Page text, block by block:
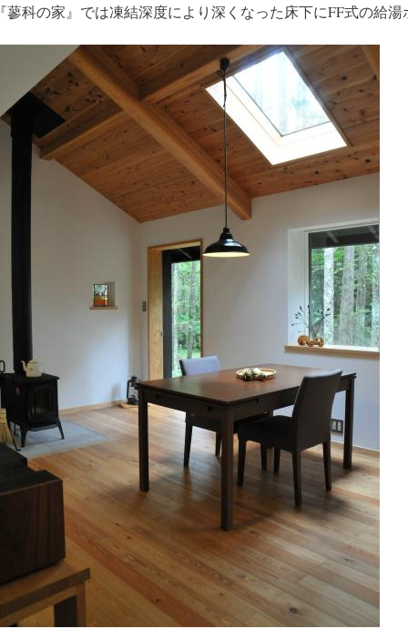
『蓼科の家』では凍結深度により深くなった床下にFF式の給